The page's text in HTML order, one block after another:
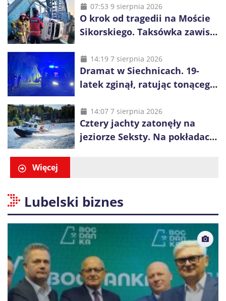
proceder
07:53 9 sierpnia 2026
O krok od tragedii na Moście
Sikorskiego. Taksówka zawisła
14:19 7 sierpnia 2026
Dramat w Siechnicach. 19-
latek zginął, ratując tonącego
14:07 7 sierpnia 2026
Cztery jachty zatonęły na
jeziorze Seksty. Na pokładach
Więcej
Lubelski biznes